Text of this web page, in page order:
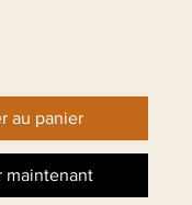
au panier
maintenant